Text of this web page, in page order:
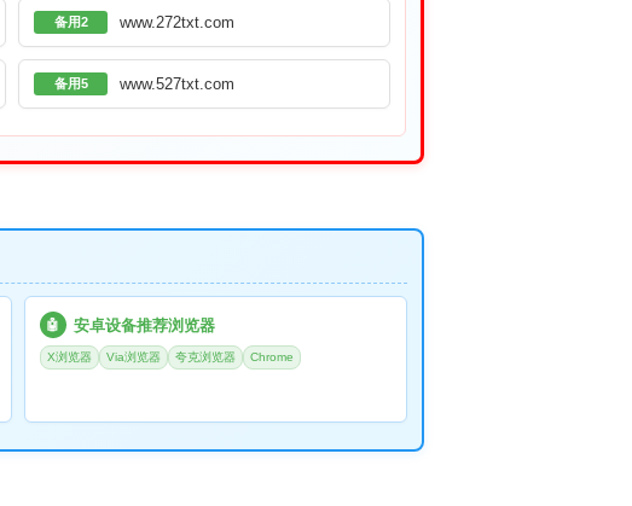
备用2 www.272txt.com
备用5 www.527txt.com
🤖 安卓设备推荐浏览器
X浏览器 Via浏览器 夸克浏览器 Chrome